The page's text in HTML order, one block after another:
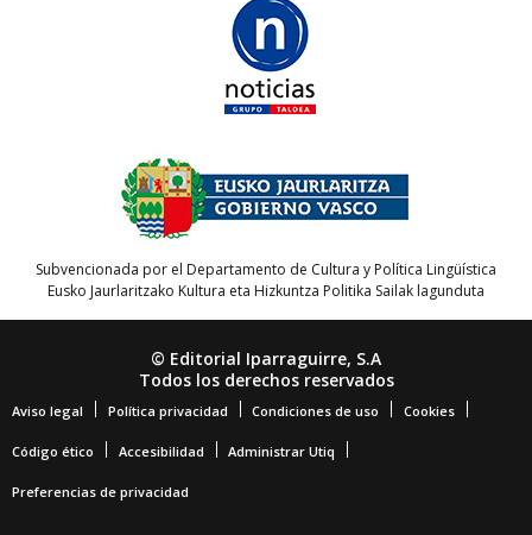
Subvencionada por el Departamento de Cultura y Política Lingüística
Eusko Jaurlaritzako Kultura eta Hizkuntza Politika Sailak lagunduta
© Editorial Iparraguirre, S.A
Todos los derechos reservados
Aviso legal Política privacidad Condiciones de uso Cookies
Código ético Accesibilidad Administrar Utiq
Preferencias de privacidad